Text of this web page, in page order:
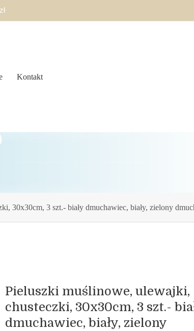
Kontakt
30x30cm, 3 szt.- biały dmuchawiec, biały, zielony
Pieluszki muślinowe, ulewajki,
chusteczki, 30x30cm, 3 szt.-
dmuchawiec, biały, zielony